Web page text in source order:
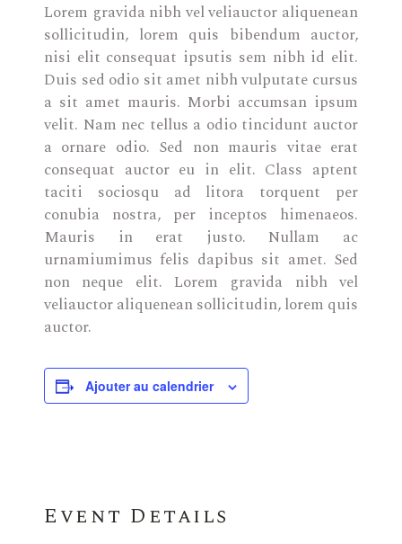
Lorem gravida nibh vel veliauctor aliquenean
sollicitudin, lorem quis bibendum auctor,
nisi elit consequat ipsutis sem nibh id elit.
Duis sed odio sit amet nibh vulputate cursus
a sit amet mauris. Morbi accumsan ipsum
velit. Nam nec tellus a odio tincidunt auctor
a ornare odio. Sed non mauris vitae erat
consequat auctor eu in elit. Class aptent
taciti sociosqu ad litora torquent per
conubia nostra, per inceptos himenaeos.
Mauris in erat justo. Nullam ac
urnamiumimus felis dapibus sit amet. Sed
non neque elit. Lorem gravida nibh vel
veliauctor aliquenean sollicitudin, lorem quis
auctor.
Ajouter au calendrier
Event Details